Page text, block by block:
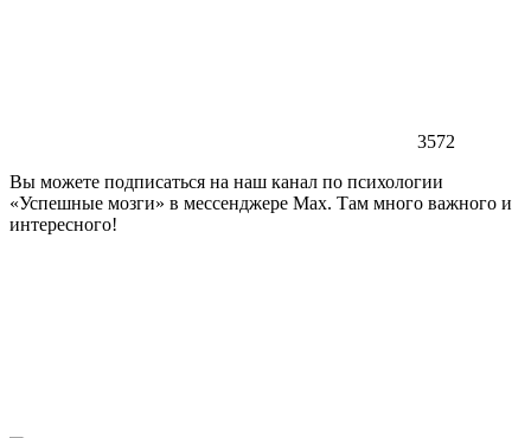
3572
Вы можете подписаться на наш канал по психологии
«Успешные мозги» в мессенджере Max. Там много важного и
интересного!